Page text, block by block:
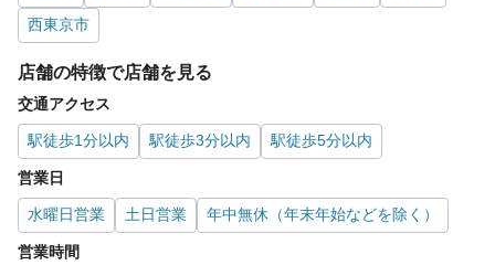
西東京市
店舗の特徴で店舗を見る
交通アクセス
駅徒歩1分以内 駅徒歩3分以内 駅徒歩5分以内
営業日
水曜日営業 土日営業 年中無休（年末年始などを除く）
営業時間